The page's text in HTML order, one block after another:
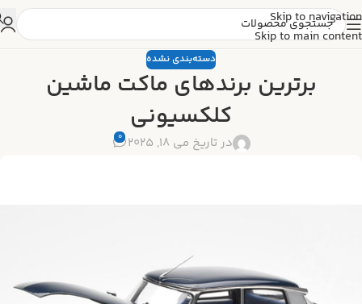
Skip to navigation
Skip to main content
دسته‌بندی نشده
برترین برندهای ماکت ماشین
کلکسیونی
در تاریخ می 18, 2025 0